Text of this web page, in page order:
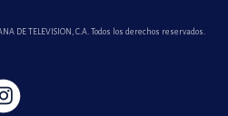
DE TELEVISION, C.A. Todos los derechos reservados.